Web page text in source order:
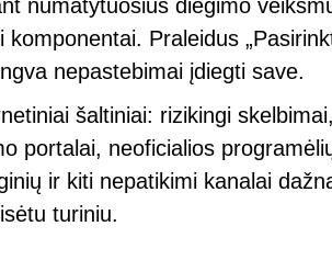
numatytuosius diegimo
komponentai. Praleidus
nepastebimai įdiegti save.
šaltiniai: rizikingi
portalai, neoficialios
ir kiti nepatikimi kanalai
turiniu.